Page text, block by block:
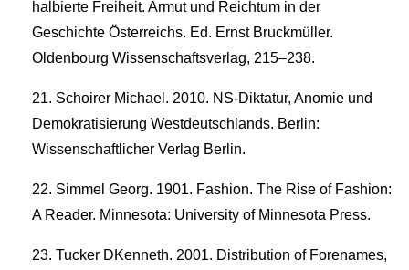
halbierte Freiheit. Armut und Reichtum in der
Geschichte Österreichs. Ed. Ernst Bruckmüller.
Oldenbourg Wissenschaftsverlag, 215–238.
Schoirer Michael. 2010. NS-Diktatur, Anomie und
Demokratisierung Westdeutschlands. Berlin:
Wissenschaftlicher Verlag Berlin.
Simmel Georg. 1901. Fashion. The Rise of Fashion:
A Reader. Minnesota: University of Minnesota Press.
Tucker DKenneth. 2001. Distribution of Forenames,